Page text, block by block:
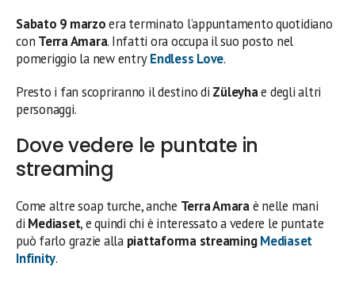
Sabato 9 marzoera terminato l’appuntamento quotidiano
con Terra Amara. Infatti ora occupa il suo posto nel
pomeriggio la new entry Endless Love.
Presto i fan scopriranno il destino di Züleyhae degli altri
personaggi.
Dove vedere le puntate in
streaming
Come altre soap turche, anche Terra Amaraè nelle mani
di Mediaset, e quindi chi è interessato a vedere le puntate
può farlo grazie alla piattaforma streamingMediaset
Infinity.